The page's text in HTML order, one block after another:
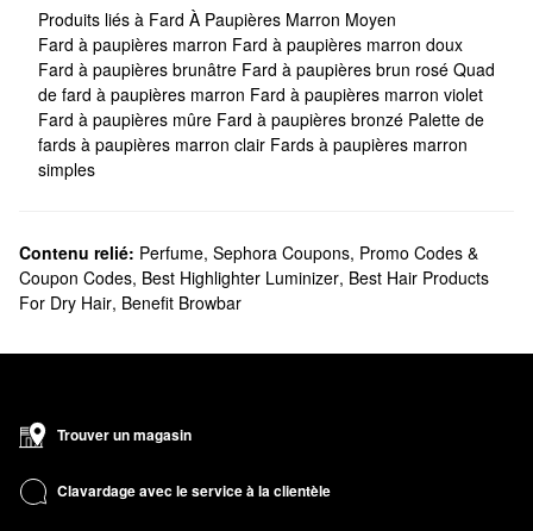
Produits liés à Fard À Paupières Marron Moyen
Fard à paupières marron Fard à paupières marron doux
Fard à paupières brunâtre Fard à paupières brun rosé Quad
de fard à paupières marron Fard à paupières marron violet
Fard à paupières mûre Fard à paupières bronzé Palette de
fards à paupières marron clair Fards à paupières marron
simples
Contenu relié: Perfume, Sephora Coupons, Promo Codes &
Coupon Codes, Best Highlighter Luminizer, Best Hair Products
For Dry Hair, Benefit Browbar
Trouver un magasin
Clavardage avec le service à la clientèle